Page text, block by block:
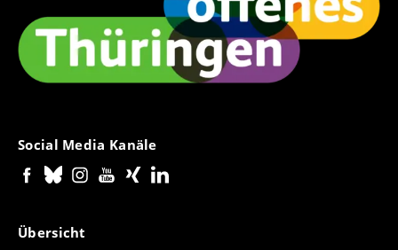
Social Media Kanäle
Übersicht